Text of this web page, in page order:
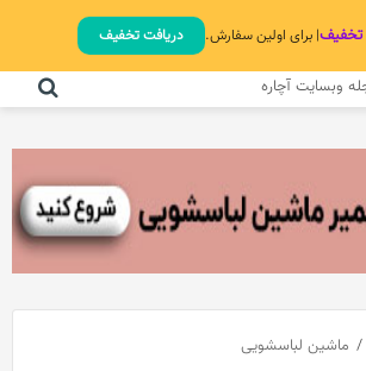
| برای اولین سفارش. دریافت تخفیف
/ ماشین لباسشویی